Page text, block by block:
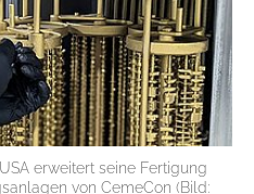
erweitert seine Fertigung
von CemeCon (Bild: